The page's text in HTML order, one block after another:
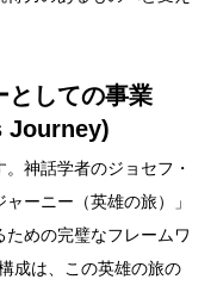
としての事業
Journey)
神話学者のジョセフ・
ーニー（英雄の旅）」
めの完璧なフレームワ
成は、この英雄の旅の